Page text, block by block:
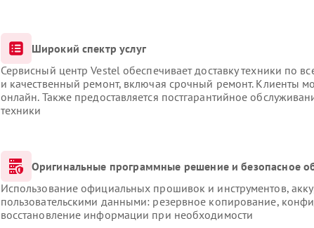
Широкий спектр услуг
Сервисный центр Vestel обеспечивает доставку техники по
и качественный ремонт, включая срочный ремонт. Клиенты
онлайн. Также предоставляется постгарантийное
техники
Оригинальные программные решение и безопасное
Использование официальных прошивок и инструментов,
пользовательскими данными: резервное копирование,
восстановление информации при необходимости